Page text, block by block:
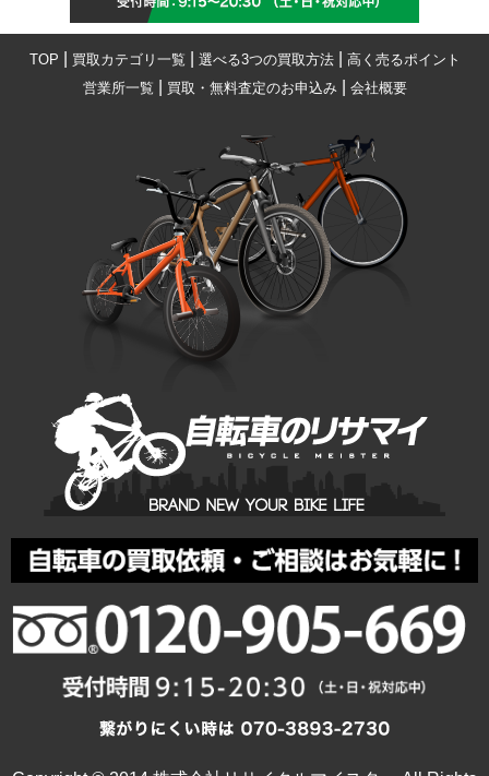
TOP 買取カテゴリ一覧 選べる3つの買取方法| 高く売るポイント
営業所一覧
買取・無料査定のお申込み| 会社概要